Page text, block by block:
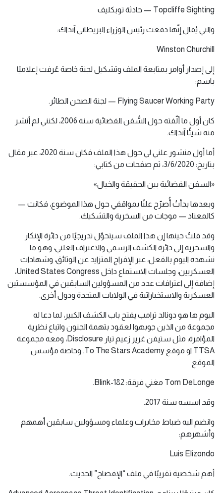
Topcliffe Sighting — حادثة توبكليف
والتي يُقال إنّها دفعت رئيس الوزراء البريطاني آنذاك:
Winston Churchill
إلى إصدار أوامر بمتابعة الملف وتشكيل لجنة خاصة عُرفت إعلاميًا
باسم:
Flying Saucer Working Party — لجنة الصحن الطائر.
كان أول ما ألّفته حول السُّفن الفضائية سنة 2006، لكنني لم أنشر
منه شيئًا آنذاك.
أما أول منشور علني لي حول هذا الملف فكان سنة 2020، عبر مقال
بتاريخ: 3/6/2020، ثم صفحات من كتابي:
«السفن الفضائية بين الحقيقة والخيال»
وبعدها بدأتُ أُصرّح علنًا بمواقفي حول هذا الموضوع، فكانت —
كالمعتاد — موجات من السخرية والتشكيك.
وقد قلتُ حينها إن هذا الملف سيتحوّل تدريجيًا من دائرة الإنكار
والسخرية إلى دائرة الكشف الرسمي والاعتراف العلني، وهو ما
نشهده اليوم بالفعل، عبر الإفراج المتزايد عن الوثائق، وشهادات
العسكريين، وجلسات الاستماع داخل United States Congress،
إضافة إلى اعترافات عدد من المسؤولين السابقين في المؤسستين
العسكرية والاستخباراتية في الولايات المتحدة ودول أخرى.
اليوم ها هو دونالد ترامب يفتح باب الكشف الكبير، لما دعا له
مجموعة من الذين جوبهوا لعقود بتهمة الجنون واتباع نظرية
المؤامرة، مثل ستيفن غرير زعيم تيار Disclosure، ومعه مجموعة
TTSA او موقع To The Stars Academy. وخاصة مؤسس
الموقع
Tom DeLonge مغني فرقة: Blink-182.
وقد اسسه سنة 2017.
وانضم اليه ضباط مخابرات وعلماء ومسؤولين سابقين أهمهم
وأشهرهم:
Luis Elizondo
أهم شخصية تقريبًا في ملف “الإفصاح” الحديث.